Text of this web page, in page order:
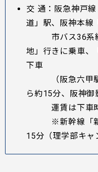
交 通：阪急神戸
道」駅、阪神本線
市バス36系統
地」行きに乗車、
下車
（阪急六甲駅
ら約15分、阪神御
運賃は下車時
※新幹線「新神
15分（理学部キャ